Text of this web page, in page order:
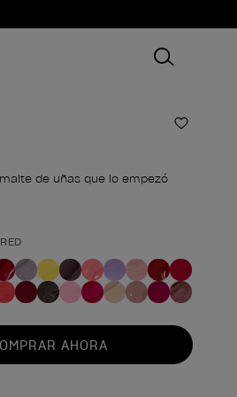
Añadir
de uñas que lo empezó
AHORA